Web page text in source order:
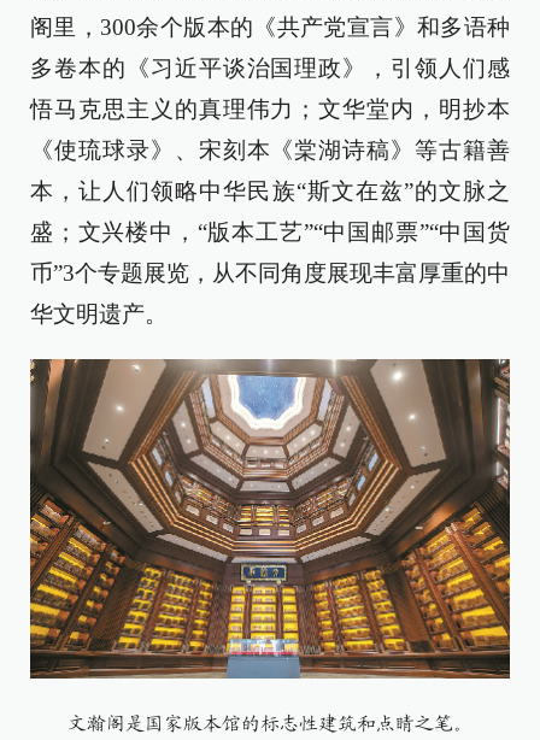
阁里，300余个版本的《共产党宣言》和多语种
多卷本的《习近平谈治国理政》，引领人们感
悟马克思主义的真理伟力；文华堂内，明抄本
《使琉球录》、宋刻本《棠湖诗稿》等古籍善
本，让人们领略中华民族“斯文在兹”的文脉之
盛；文兴楼中，“版本工艺”“中国邮票”“中国货
币”3个专题展览，从不同角度展现丰富厚重的中
华文明遗产。
文瀚阁是国家版本馆的标志性建筑和点睛之笔。